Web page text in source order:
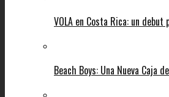
VOLA en Costa Rica: un
Beach Boys: Una Nueva Caja